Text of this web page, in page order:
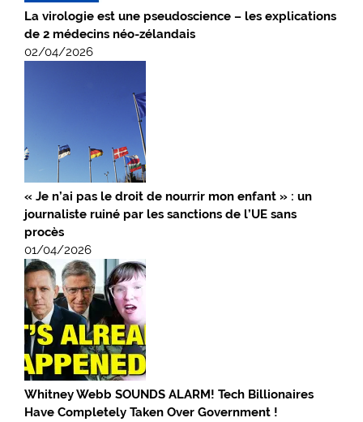
La virologie est une pseudoscience – les explications
de 2 médecins néo-zélandais
02/04/2026
« Je n’ai pas le droit de nourrir mon enfant » : un
journaliste ruiné par les sanctions de l’UE sans
procès
01/04/2026
Whitney Webb SOUNDS ALARM! Tech Billionaires
Have Completely Taken Over Government !